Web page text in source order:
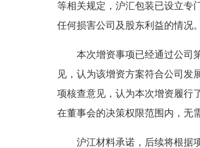
等相关规定，沪汇包装已设立专
任何损害公司及股东利益的情况。
本次增资事项已经通过公司
见，认为该增资方案符合公司发
项核查意见，认为本次增资履行
在董事会的决策权限范围内，无
沪江材料承诺，后续将根据